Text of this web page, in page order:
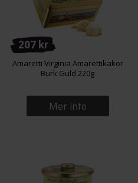
207 kr
Amaretti Virginia Amarettikakor
Burk Guld 220g
Mer info